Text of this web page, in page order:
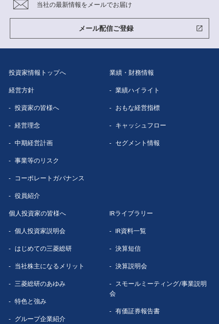
特色と強み
紹介
数字で見る三菱総研
メール配信ご登録
当社の最新情報をメールでお届け
投資家情報トップへ
経営方針
投資家の皆様へ
経営理念
中期経営計画
事業等のリスク
コーポレートガバナンス
役員紹介
業績・財務情報
業績ハイライト
おもな経営指標
キャッシュフロー
セグメント情報
個人投資家の皆様へ
個人投資家説明会
はじめての三菱総研
当社株主になる メリット
三菱総研のあゆみ
特色と強み
グループ企業紹介
IRライブラリー
IR資料一覧
決算短信
決算説明会
スモールミーティング/事業説明
会
有価証券報告書